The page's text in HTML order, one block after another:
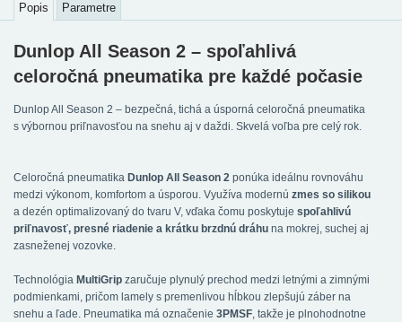
Popis Parametre
Dunlop All Season 2 – spoľahlivá
celoročná pneumatika pre každé počasie
Dunlop All Season 2 – bezpečná, tichá a úsporná celoročná pneumatika
s výbornou priľnavosťou na snehu aj v daždi. Skvelá voľba pre celý rok.
Celoročná pneumatika Dunlop All Season 2 ponúka ideálnu rovnováhu
medzi výkonom, komfortom a úsporou. Využíva modernú zmes so silikou
a dezén optimalizovaný do tvaru V, vďaka čomu poskytuje spoľahlivú
priľnavosť, presné riadenie a krátku brzdnú dráhu na mokrej, suchej aj
zasneženej vozovke.
Technológia MultiGrip zaručuje plynulý prechod medzi letnými a zimnými
podmienkami, pričom lamely s premenlivou hĺbkou zlepšujú záber na
snehu a ľade. Pneumatika má označenie 3PMSF, takže je plnohodnotne